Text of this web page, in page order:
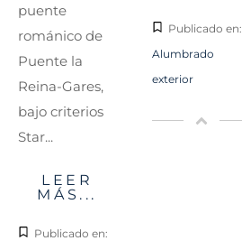
puente
románico de
Puente la
Reina-Gares,
bajo criterios
Star...
LEER
MÁS...
Publicado en:
Publicado en:
Alumbrado
exterior